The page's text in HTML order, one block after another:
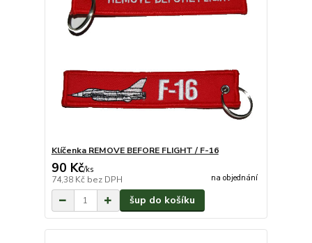
Klíčenka REMOVE BEFORE FLIGHT / F-16
90 Kč/ks
74,38 Kč bez DPH na objednání
šup do košíku